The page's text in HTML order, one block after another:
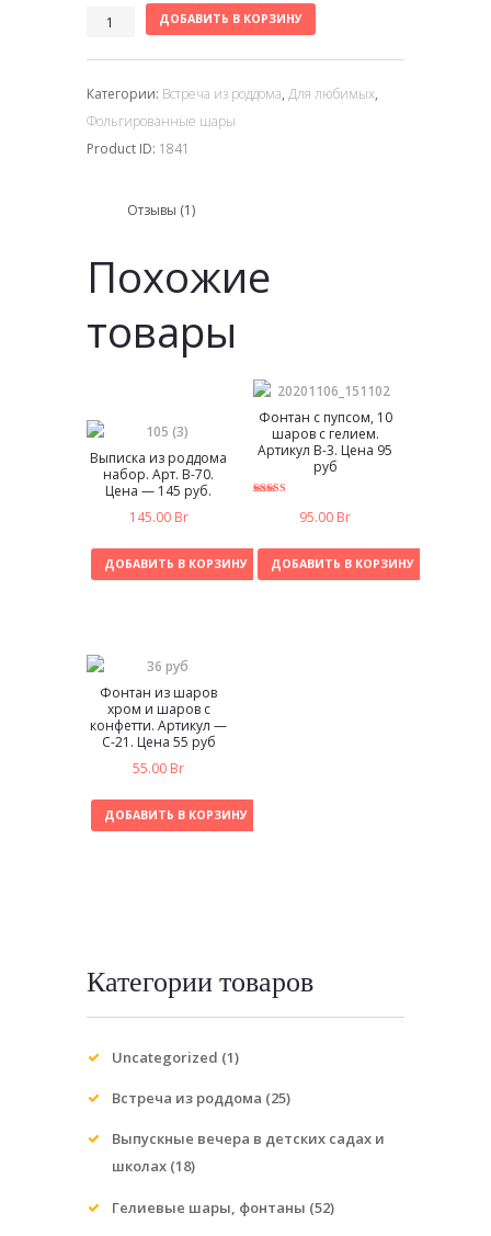
ДОБАВИТЬ В КОРЗИНУ
Категории: Встреча из роддома, Для любимых,
Фольгированные шары
Product ID: 1841
Отзывы (1)
Похожие
товары
Выписка из роддома
набор. Арт. В-70.
Цена — 145 руб.
145.00 Br
ДОБАВИТЬ В КОРЗИНУ
Фонтан с пупсом, 10
шаров с гелием.
Артикул В-3. Цена 95
руб
95.00 Br
ДОБАВИТЬ В КОРЗИНУ
Фонтан из шаров
хром и шаров с
конфетти. Артикул —
С-21. Цена 55 руб
55.00 Br
ДОБАВИТЬ В КОРЗИНУ
Категории товаров
Uncategorized (1)
Встреча из роддома (25)
Выпускные вечера в детских садах и
школах (18)
Гелиевые шары, фонтаны (52)